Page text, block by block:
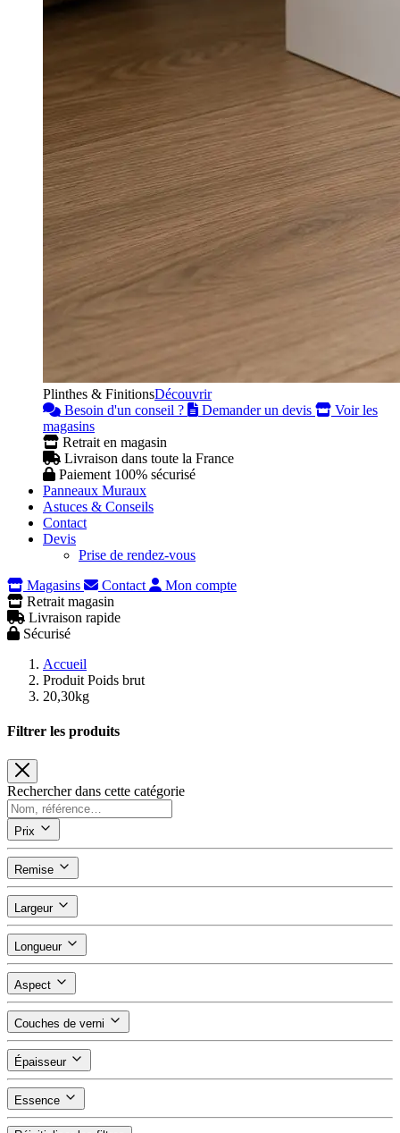
Plinthes & FinitionsDécouvrir
Besoin d'un conseil ?
Demander un devis
Voir les
magasins
Retrait en magasin
Livraison dans toute la France
Paiement 100% sécurisé
Panneaux Muraux
Astuces & Conseils
Contact
Devis
Prise de rendez-vous
Magasins
Contact
Mon compte
Retrait magasin
Livraison rapide
Sécurisé
Accueil
Produit Poids brut
20,30kg
Filtrer les produits
Rechercher dans cette catégorie
Prix
Remise
Largeur
Longueur
Aspect
Couches de verni
Épaisseur
Essence